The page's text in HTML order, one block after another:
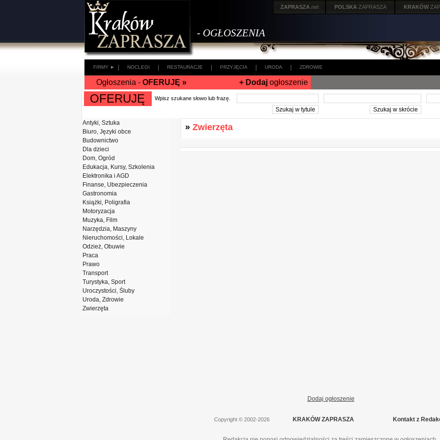
ZAPRASZA .net POLSKA ZAPRASZA KRAKÓW
- OGŁOSZENIA
FIRMY ► NOCLEGI RESTAURACJE PRZYJĘCIA URODA ZDROWIE
Ogłoszenia - OFERUJĘ » + Dodaj ogłoszenie
OFERUJĘ Wpisz szukane słowo lub frazę.
Antyki, Sztuka
Biuro, Języki obce
Budownictwo
Dla dzieci
Dom, Ogród
Edukacja, Kursy, Szkolenia
Elektronika i AGD
Finanse, Ubezpieczenia
Gastronomia
Książki, Poligrafia
Motoryzacja
Muzyka, Film
Narzędzia, Maszyny
Nieruchomości, Lokale
Odzież, Obuwie
Praca
Prawo
Transport
Turystyka, Sport
Uroczystości, Śluby
Uroda, Zdrowie
Zwierzęta
» Zwierzęta
Dodaj ogłoszenie
Copyright © 2002-2026 KRAKÓW ZAPRASZA Kontakt z